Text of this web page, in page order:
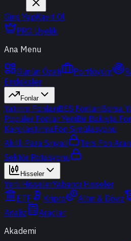
Giriş YapKayıt Ol
PRO Üyelik
Ana Menu
Günün Özeti Portföyüm
Endeksler
Fonlar
Yatırım FonlarıBES FonlarıBorsa
Popüler Fonlar YeniBir Bakışta
KarşılaştırmaFon Simülasyonu
Akıllı Para Sinyali
Ters Fon
Sektör Rotasyonu
Hisseler
Yerli HisselerYabancı Hisseler
ETF
Kripto Altın & Döviz
Analiz
Araçlar
Akademi